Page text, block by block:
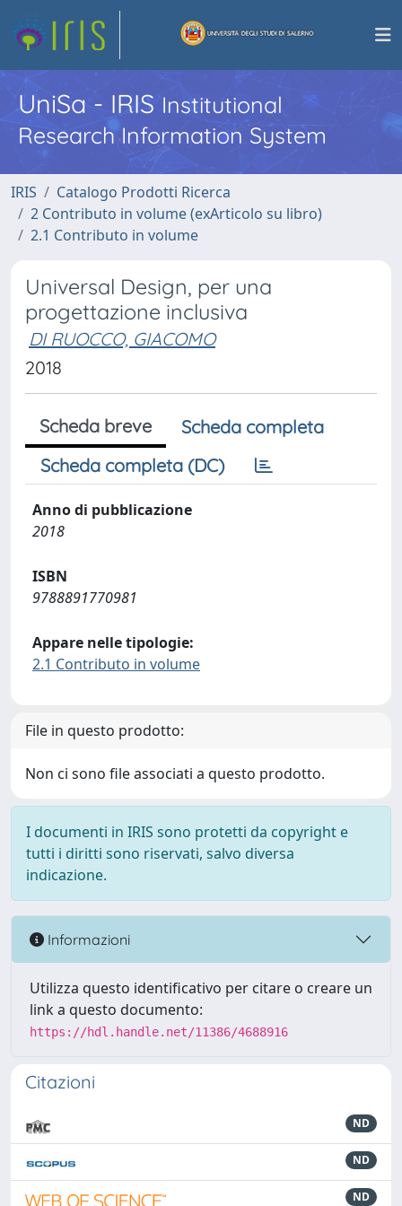
UniSa - IRISInstitutional
Research Information System
IRIS
Catalogo Prodotti Ricerca
2 Contributo in volume (exArticolo su libro)
2.1 Contributo in volume
Universal Design, per una
progettazione inclusiva
DI RUOCCO, GIACOMO
2018
Scheda breve
Scheda completa
Scheda completa (DC)
Anno di pubblicazione
2018
ISBN
9788891770981
Appare nelle tipologie:
2.1 Contributo in volume
File in questo prodotto:
Non ci sono file associati a questo prodotto.
I documenti in IRIS sono protetti da copyright e
tutti i diritti sono riservati, salvo diversa
indicazione.
Informazioni
Utilizza questo identificativo per citare o creare un
link a questo documento:
https://hdl.handle.net/11386/4688916
Citazioni
ND
ND
ND